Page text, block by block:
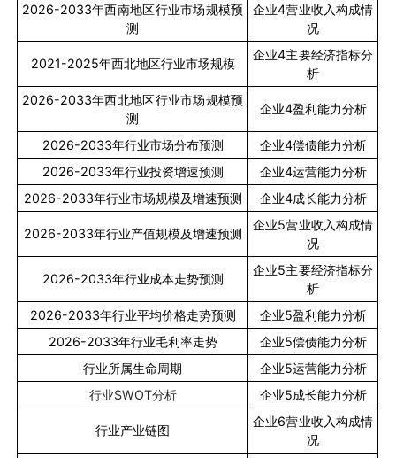
2026-2033年西南地区行业市场规模预
测
企业4营业收入构成情
况
2021-2025年西北地区行业市场规模
企业4主要经济指标分
析
2026-2033年西北地区行业市场规模预
测
企业4盈利能力分析
2026-2033年行业市场分布预测 企业4偿债能力分析
2026-2033年行业投资增速预测 企业4运营能力分析
2026-2033年行业市场规模及增速预测 企业4成长能力分析
2026-2033年行业产值规模及增速预测
企业5营业收入构成情
况
2026-2033年行业成本走势预测
企业5主要经济指标分
析
2026-2033年行业平均价格走势预测 企业5盈利能力分析
2026-2033年行业毛利率走势 企业5偿债能力分析
行业所属生命周期
企业5运营能力分析
行业SWOT分析 企业5成长能力分析
行业产业链图
企业6营业收入构成情
况